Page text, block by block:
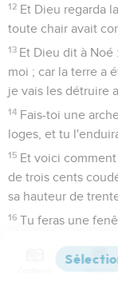
12 Et Dieu regarda
toute chair avait
13 Et Dieu dit à
moi ; car la terre a
je vais les détruire
14 Fais-toi une
loges, et tu
15 Et voici
de trois cents
sa hauteur de
16 Tu feras une
côté ; tu la feras
Versions